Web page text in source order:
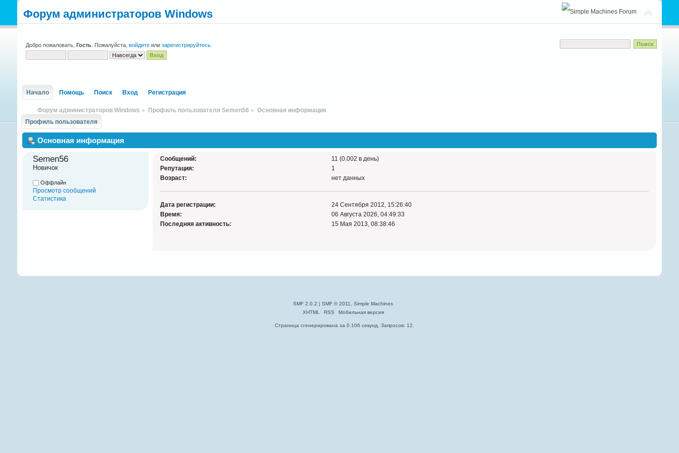
Форум администраторов Windows
Добро пожаловать, Гость. Пожалуйста, войдитеили зарегистрируйтесь.
Начало Помощь Поиск Вход Регистрация
Форум администраторов Windows » Профиль пользователя Semen56 » Основная информация
Профиль пользователя
Основная информация
Semen56
Новичок
Оффлайн
Просмотр сообщений
Статистика
Сообщений:
11 (0.002 в день)
Репутация:
1
Возраст:
нет данных
Дата регистрации:
24 Сентября 2012, 15:26:40
Время:
06 Августа 2026, 04:49:33
Последняя активность:
15 Мая 2013, 08:38:46
SMF 2.0.2 |SMF © 2011 ,Simple Machines
XHTML
RSS Мобильная версия
Страница сгенерирована за 0.106 секунд. Запросов: 12.